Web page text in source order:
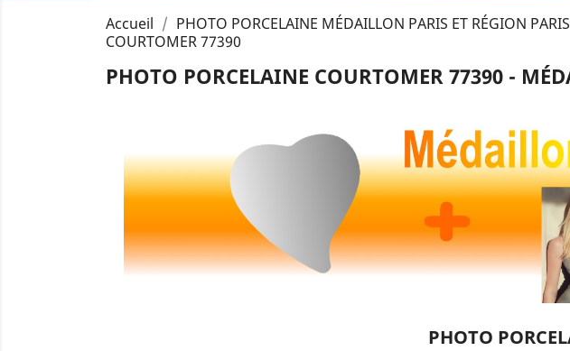
Accueil PHOTO PORCELAINE MÉDAILLON PARIS ET RÉGION
COURTOMER 77390
PHOTO PORCELAINE COURTOMER 77390 -
PHOTO